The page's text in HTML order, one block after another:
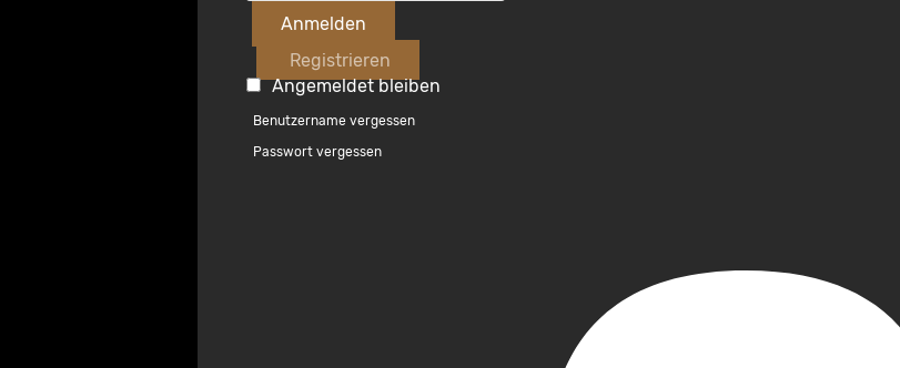
Anmelden
Registrieren
Angemeldet bleiben
Benutzername vergessen
Passwort vergessen